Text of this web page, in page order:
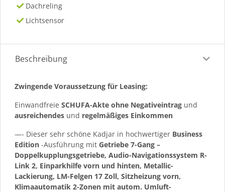
Dachreling
Lichtsensor
Beschreibung
Zwingende Voraussetzung für Leasing:
Einwandfreie SCHUFA-Akte ohne Negativeintrag und
ausreichendes und regelmäßiges Einkommen
—- Dieser sehr schöne Kadjar in hochwertiger Business
Edition -Ausführung mit Getriebe 7-Gang –
Doppelkupplungsgetriebe, Audio-Navigationssystem R-
Link 2, Einparkhilfe vorn und hinten, Metallic-
Lackierung, LM-Felgen 17 Zoll, Sitzheizung vorn,
Klimaautomatik 2-Zonen mit autom. Umluft-